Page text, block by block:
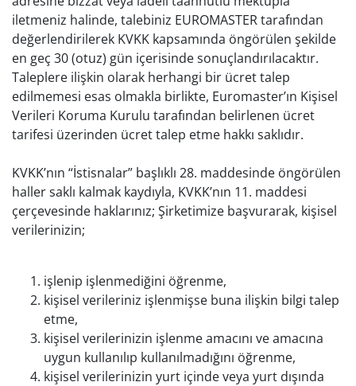
iletmeniz halinde, talebiniz EUROMASTER tarafından
değerlendirilerek KVKK kapsamında öngörülen şekilde
en geç 30 (otuz) gün içerisinde sonuçlandırılacaktır.
Taleplere ilişkin olarak herhangi bir ücret talep
edilmemesi esas olmakla birlikte, Euromaster’ın Kişisel
Verileri Koruma Kurulu tarafından belirlenen ücret
tarifesi üzerinden ücret talep etme hakkı saklıdır.
KVKK’nın “İstisnalar” başlıklı 28. maddesinde öngörülen
haller saklı kalmak kaydıyla, KVKK’nın 11. maddesi
çerçevesinde haklarınız; Şirketimize başvurarak, kişisel
verilerinizin;
işlenip işlenmediğini öğrenme,
kişisel verileriniz işlenmişse buna ilişkin bilgi talep
etme,
kişisel verilerinizin işlenme amacını ve amacına
uygun kullanılıp kullanılmadığını öğrenme,
kişisel verilerinizin yurt içinde veya yurt dışında